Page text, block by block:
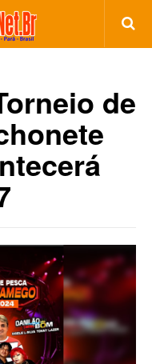
de